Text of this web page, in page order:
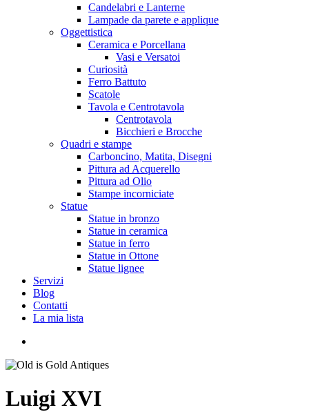
Candelabri e Lanterne
Lampade da parete e applique
Oggettistica
Ceramica e Porcellana
Vasi e Versatoi
Curiosità
Ferro Battuto
Scatole
Tavola e Centrotavola
Centrotavola
Bicchieri e Brocche
Quadri e stampe
Carboncino, Matita, Disegni
Pittura ad Acquerello
Pittura ad Olio
Stampe incorniciate
Statue
Statue in bronzo
Statue in ceramica
Statue in ferro
Statue in Ottone
Statue lignee
Servizi
Blog
Contatti
La mia lista
Luigi XVI